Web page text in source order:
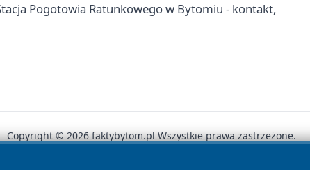
Pogotowia Ratunkowego w Bytomiu - kontakt,
Copyright © 2026 faktybytom.pl Wszystkie prawa zastrzeżone.